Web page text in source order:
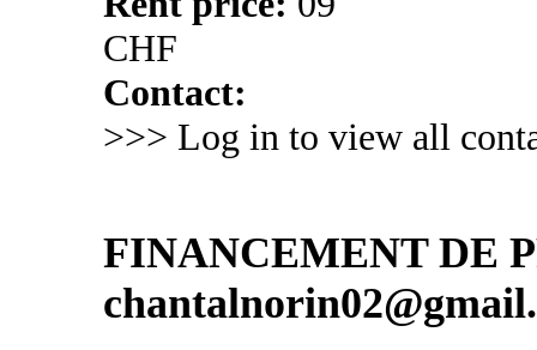
CHF
Contact:
>>> Log in to view all
FINANCEMENT DE